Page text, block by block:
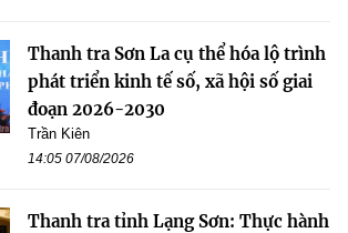
Thanh tra Sơn La cụ thể hóa lộ trình
phát triển kinh tế số, xã hội số giai
đoạn 2026-2030
Trần Kiên
14:05 07/08/2026
Thanh tra tỉnh Lạng Sơn: Thực hành